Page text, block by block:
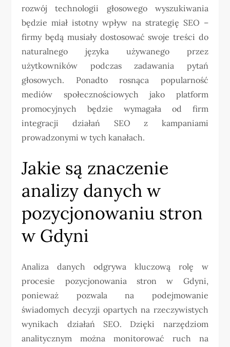
rozwój technologii głosowego wyszukiwania
będzie miał istotny wpływ na strategię SEO –
firmy będą musiały dostosować swoje treści do
naturalnego języka używanego przez
użytkowników podczas zadawania pytań
głosowych. Ponadto rosnąca popularność
mediów społecznościowych jako platform
promocyjnych będzie wymagała od firm
integracji działań SEO z kampaniami
prowadzonymi w tych kanałach.
Jakie są znaczenie
analizy danych w
pozycjonowaniu stron
w Gdyni
Analiza danych odgrywa kluczową rolę w
procesie pozycjonowania stron w Gdyni,
ponieważ pozwala na podejmowanie
świadomych decyzji opartych na rzeczywistych
wynikach działań SEO. Dzięki narzędziom
analitycznym można monitorować ruch na